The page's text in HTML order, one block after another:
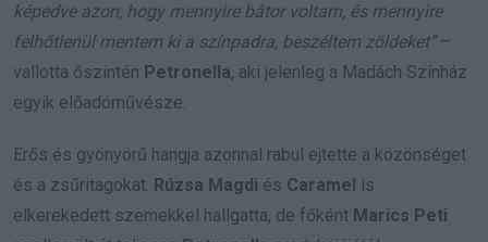
képedve azon, hogy mennyire bátor voltam, és mennyire
felhőtlenül mentem ki a színpadra, beszéltem zöldeket”–
vallotta őszintén Petronella, aki jelenleg a Madách Színház
egyik előadóművésze.
Erős és gyönyörű hangja azonnal rabul ejtette a közönséget
és a zsűritagokat. Rúzsa Magdi és Caramel is
elkerekedett szemekkel hallgatta, de főként Marics Peti